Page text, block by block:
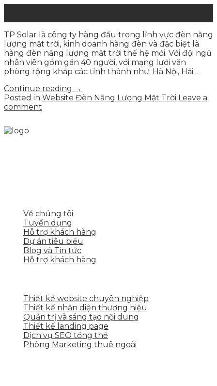
TP Solar là công ty hàng đầu trong lĩnh vực đèn năng
lượng mặt trời, kinh doanh hàng đèn và đặc biệt là
hàng đèn năng lượng mặt trời thế hệ mới. Với đội ngũ
nhân viên gồm gần 40 người, với mạng lưới văn
phòng rộng khắp các tỉnh thành như: Hà Nội, Hải…
Continue reading →
Posted in Website Đèn Năng Lượng Mặt Trời Leave a
comment
Về chúng tôi
Tuyển dụng
Hỗ trợ khách hàng
Dự án tiêu biểu
Blog và Tin tức
Hỗ trợ khách hàng
Thiết kế website chuyên nghiệp
Thiết kế nhận diện thương hiệu
Quản trị và sáng tạo nội dung
Thiết kế landing page
Dịch vụ SEO tổng thể
Phòng Marketing thuê ngoài